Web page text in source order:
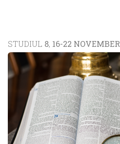
STUDIUL 8, 16-22 NOVEMBER